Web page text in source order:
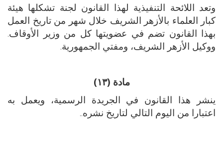
وتعد اللائحة التنفيذية لهذا القانون لجنة تشكلها هيئة
كبار العلماء بالأزهر الشريف خلال شهر من تاريخ العمل
بهذا القانون تضم في عضويتها كل من وزير الأوقاف.
ووكيل الأزهر الشريف، ومفتي الجمهورية.
مادة (١٣)
ينشر هذا القانون في الجريدة الرسمية، ويعمل به
اعتبارا من اليوم التالي لتاريخ نشره..